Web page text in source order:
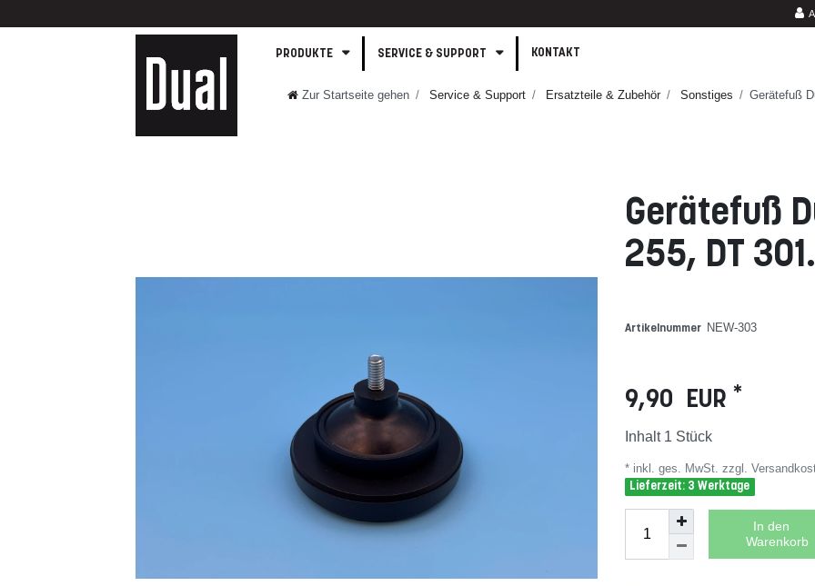
PRODUKTE SERVICE & SUPPORT KONTAKT
Zur Startseite gehen Service & Support Ersatzteile & Zubehör Sonstiges Gerätefuß
Gerätefuß
255, DT
Artikelnummer NEW-303
9,90 EUR *
Inhalt 1 Stück
* inkl. ges. MwSt. zzgl.
Lieferzeit: 3 Werktage
In den
Warenkorb